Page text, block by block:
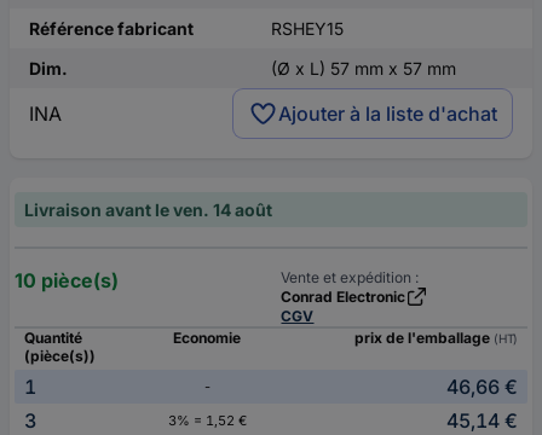
Référence fabricant
RSHEY15
Dim.
(Ø x L) 57 mm x 57 mm
INA Ajouter à la liste d'achat
Livraison avant le ven. 14 août
10 pièce(s)
Vente et expédition :
Conrad Electronic
CGV
Quantité
(pièce(s))
Economie prix de l'emballage (HT)
1 -
46,66 €
3
3% = 1,52 €
45,14 €